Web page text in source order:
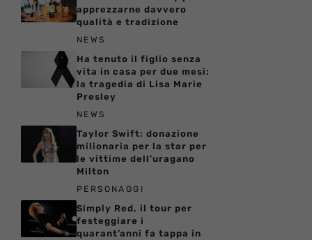
apprezzarne davvero
qualità e tradizione
NEWS
Ha tenuto il figlio senza
vita in casa per due mesi:
la tragedia di Lisa Marie
Presley
NEWS
Taylor Swift: donazione
milionaria per la star per
le vittime dell’uragano
Milton
PERSONAGGI
Simply Red, il tour per
festeggiare i
quarant’anni fa tappa in